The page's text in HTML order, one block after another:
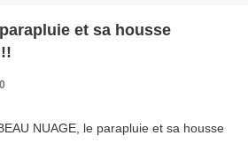
et sa housse